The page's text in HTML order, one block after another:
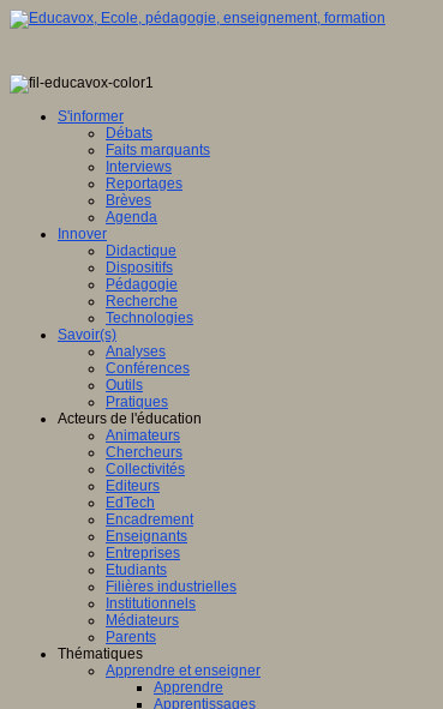
S'informer
Débats
Faits marquants
Interviews
Reportages
Brèves
Agenda
Innover
Didactique
Dispositifs
Pédagogie
Recherche
Technologies
Savoir(s)
Analyses
Conférences
Outils
Pratiques
Acteurs de l'éducation
Animateurs
Chercheurs
Collectivités
Editeurs
EdTech
Encadrement
Enseignants
Entreprises
Etudiants
Filières industrielles
Institutionnels
Médiateurs
Parents
Thématiques
Apprendre et enseigner
Apprendre
Apprentissages